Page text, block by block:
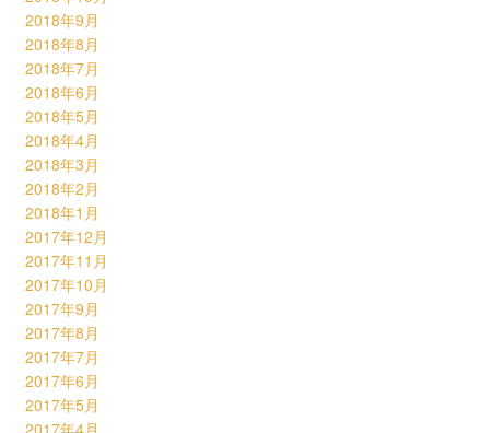
2018年9月
2018年8月
2018年7月
2018年6月
2018年5月
2018年4月
2018年3月
2018年2月
2018年1月
2017年12月
2017年11月
2017年10月
2017年9月
2017年8月
2017年7月
2017年6月
2017年5月
2017年4月